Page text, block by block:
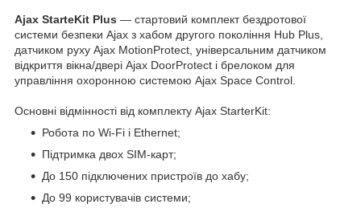
Ajax StarteKit Plus — стартовий комплект бездротової
системи безпеки Ajax з хабом другого покоління Hub Plus,
датчиком руху Ajax MotionProtect, універсальним датчиком
відкриття вікна/двері Ajax DoorProtect і брелоком для
управління охоронною системою Ajax Space Control.
Основні відмінності від комплекту Ajax StarterKit:
Робота по Wi-Fi і Ethernet;
Підтримка двох SIM-карт;
До 150 підключених пристроїв до хабу;
До 99 користувачів системи;